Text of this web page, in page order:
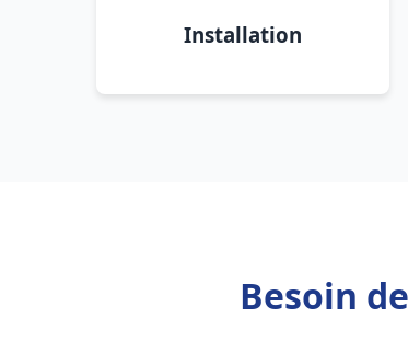
Installation
Besoin